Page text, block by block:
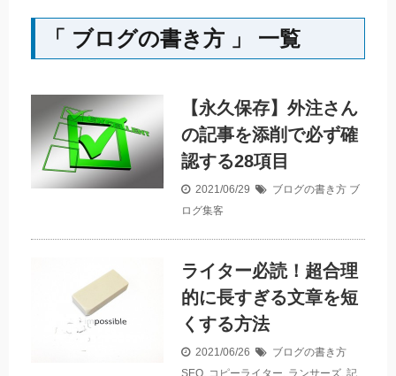
「 ブログの書き方 」 一覧
【永久保存】外注さん
の記事を添削で必ず確
認する28項目
2021/06/29 ブログの書き方 ブ
ログ集客
ライター必読！超合理
的に長すぎる文章を短
くする方法
2021/06/26
ブログの書き方
SEO, コピーライター, ランサーズ, 記